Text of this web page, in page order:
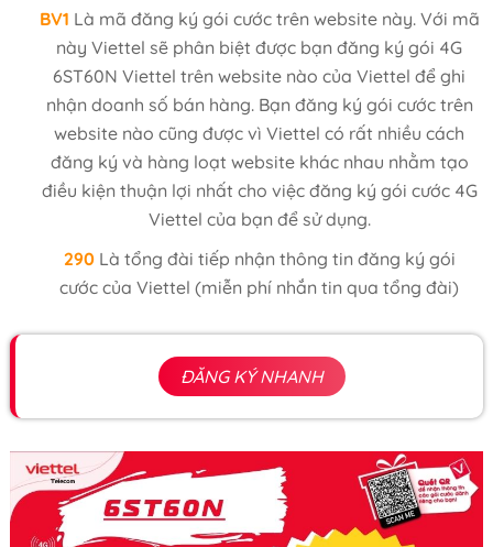
BV1 Là mã đăng ký gói cước trên website này. Với mã
này Viettel sẽ phân biệt được bạn đăng ký gói 4G
6ST60N Viettel trên website nào của Viettel để ghi
nhận doanh số bán hàng. Bạn đăng ký gói cước trên
website nào cũng được vì Viettel có rất nhiều cách
đăng ký và hàng loạt website khác nhau nhằm tạo
điều kiện thuận lợi nhất cho việc đăng ký gói cước 4G
Viettel của bạn để sử dụng.
290Là tổng đài tiếp nhận thông tin đăng ký gói
cước của Viettel (miễn phí nhắn tin qua tổng đài)
ĐĂNG KÝ NHANH